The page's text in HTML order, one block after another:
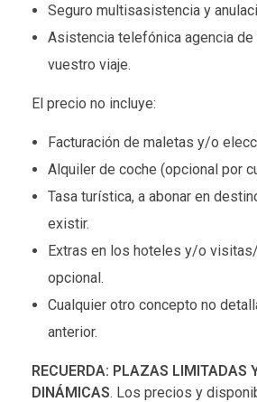
Seguro multisasistencia y
Asistencia telefónica agencia de
vuestro viaje.
El precio no incluye:
Facturación de maletas y/o
Alquiler de coche (opcional por
Tasa turística, a abonar en
existir.
Extras en los hoteles y/o
opcional.
Cualquier otro concepto no
anterior.
RECUERDA: PLAZAS LIMITADAS
DINÁMICAS. Los precios y